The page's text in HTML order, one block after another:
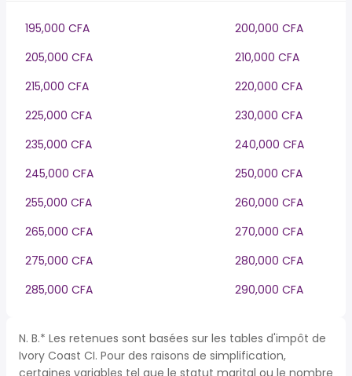
195,000 CFA
200,000 CFA
205,000 CFA
210,000 CFA
215,000 CFA
220,000 CFA
225,000 CFA
230,000 CFA
235,000 CFA
240,000 CFA
245,000 CFA
250,000 CFA
255,000 CFA
260,000 CFA
265,000 CFA
270,000 CFA
275,000 CFA
280,000 CFA
285,000 CFA
290,000 CFA
N. B.* Les retenues sont basées sur les tables d'impôt de
Ivory Coast CI. Pour des raisons de simplification,
certaines variables tel que le statut marital ou le nombre